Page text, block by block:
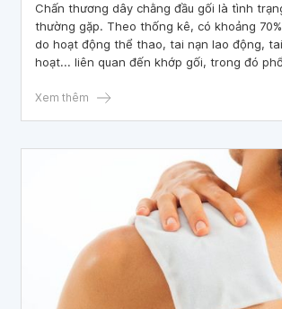
Chấn thương dây chằng đầu gối là tình
thường gặp. Theo thống kê, có khoảng
do hoạt động thể thao, tai nạn lao động,
hoạt... liên quan đến khớp gối, trong đó
đoán đúng cách, điều trị kịp thời và triệt để,
Xem thêm